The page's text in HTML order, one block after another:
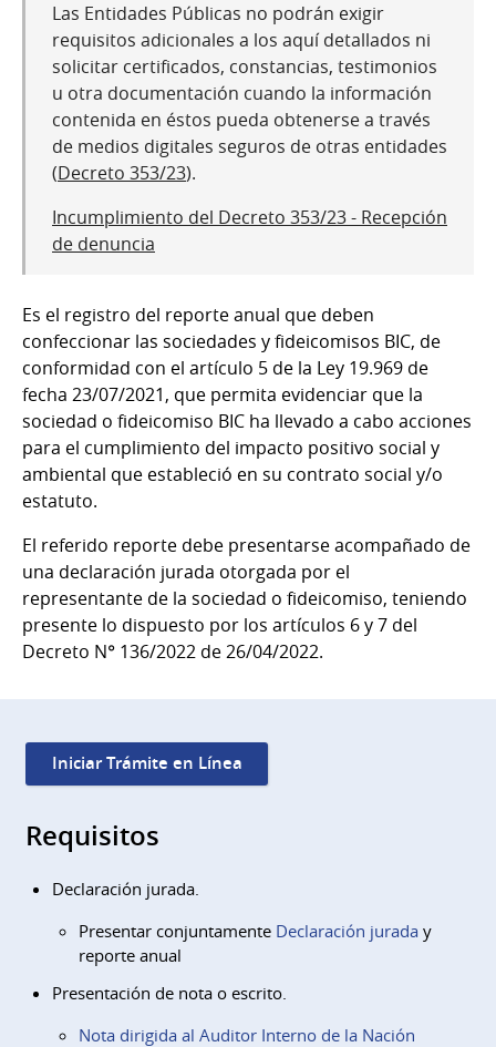
Las Entidades Públicas no podrán exigir
requisitos adicionales a los aquí detallados ni
solicitar certificados, constancias, testimonios
u otra documentación cuando la información
contenida en éstos pueda obtenerse a través
de medios digitales seguros de otras entidades
(Decreto 353/23).
Incumplimiento del Decreto 353/23 - Recepción
de denuncia
Es el registro del reporte anual que deben
confeccionar las sociedades y fideicomisos BIC, de
conformidad con el artículo 5 de la Ley 19.969 de
fecha 23/07/2021, que permita evidenciar que la
sociedad o fideicomiso BIC ha llevado a cabo acciones
para el cumplimiento del impacto positivo social y
ambiental que estableció en su contrato social y/o
estatuto.
El referido reporte debe presentarse acompañado de
una declaración jurada otorgada por el
representante de la sociedad o fideicomiso, teniendo
presente lo dispuesto por los artículos 6 y 7 del
Decreto N° 136/2022 de 26/04/2022.
Iniciar Trámite en Línea
Requisitos
Declaración jurada.
Presentar conjuntamente Declaración juraday
reporte anual
Presentación de nota o escrito.
Nota dirigida al Auditor Interno de la Nación